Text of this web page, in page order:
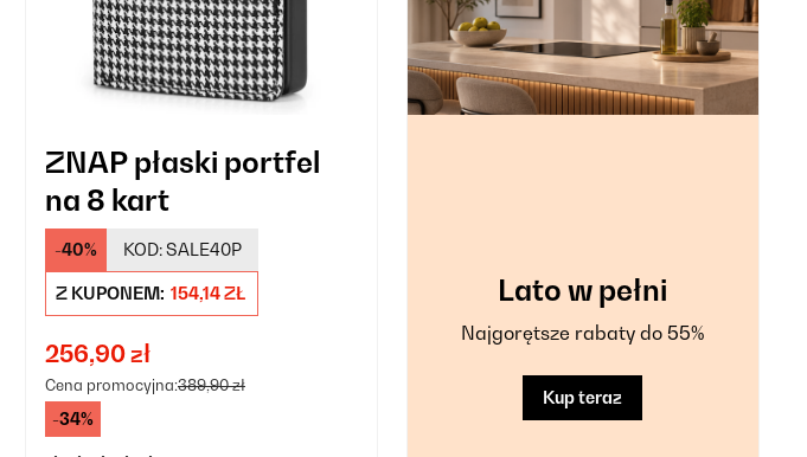
ZNAP płaski portfel
na 8 kart
-40% KOD:SALE40P
Z KUPONEM: 154,14 ZŁ
256,90 zł
Cena promocyjna:389,90 zł
-34%
Lato w pełni
Najgorętsze rabaty do 55%
Kup teraz